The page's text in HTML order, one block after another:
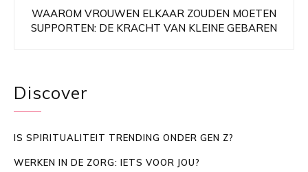
WAAROM VROUWEN ELKAAR ZOUDEN MOETEN
SUPPORTEN: DE KRACHT VAN KLEINE GEBAREN
Discover
IS SPIRITUALITEIT TRENDING ONDER GEN Z?
WERKEN IN DE ZORG: IETS VOOR JOU?